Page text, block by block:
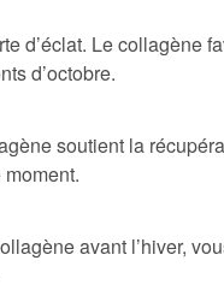
d’éclat. Le collagène
d’octobre.
soutient la
avant l’hiver,